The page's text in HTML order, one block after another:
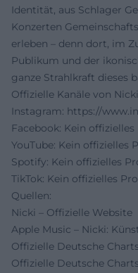
Identität, aus Schlager
Konzerten
erleben – denn dort, im
Publikum und der
ganze Strahlkraft dieses
Offizielle Kanäle von
Instagram: https://
Facebook: Kein
YouTube: Kein offizielles
Spotify: Kein offizielles
TikTok: Kein offizielles
Quellen:
Nicki – Offizielle Website
Apple Music – Nicki:
Offizielle Deutsche
Offizielle Deutsche